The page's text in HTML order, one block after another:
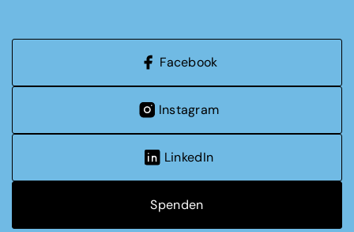
Facebook
Instagram
LinkedIn
Spenden